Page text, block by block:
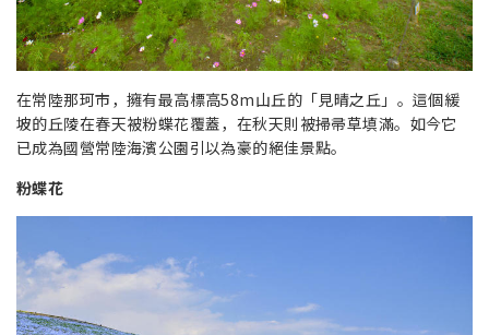
在常陸那珂市，擁有最高標高58m山丘的「見晴之丘」。這個緩
坡的丘陵在春天被粉蝶花覆蓋，在秋天則被掃帚草填滿。如今它
已成為國營常陸海濱公園引以為豪的絕佳景點。
粉蝶花